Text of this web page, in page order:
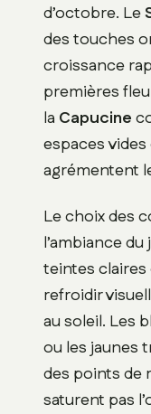
d’octobre. Le
des touches
croissance
premières
la Capucine
espaces
agrémentent
Le choix des
l’ambiance
teintes
refroidir
au soleil. Les
ou les jaunes
des points de
saturent pas